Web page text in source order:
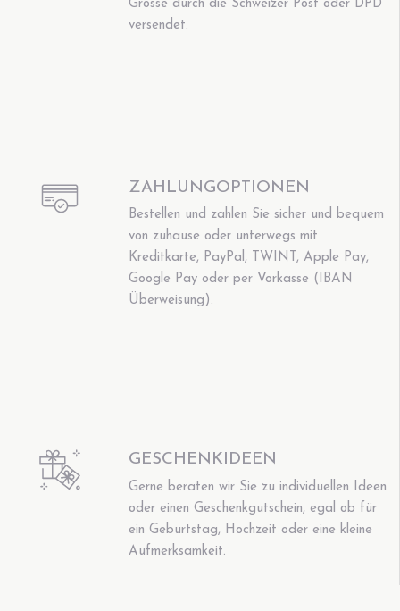
Grösse durch die Schweizer Post oder DPD
versendet.
ZAHLUNGOPTIONEN
Bestellen und zahlen Sie sicher und bequem
von zuhause oder unterwegs mit
Kreditkarte, PayPal, TWINT, Apple Pay,
Google Pay oder per Vorkasse (IBAN
Überweisung).
GESCHENKIDEEN
Gerne beraten wir Sie zu individuellen Ideen
oder einen Geschenkgutschein, egal ob für
ein Geburtstag, Hochzeit oder eine kleine
Aufmerksamkeit.